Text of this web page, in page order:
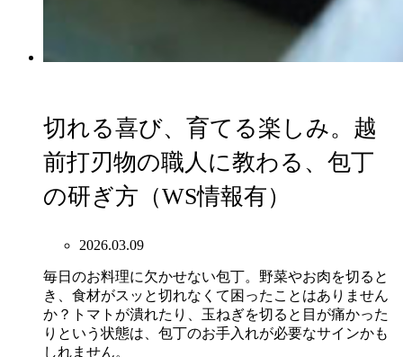
切れる喜び、育てる楽しみ。越
前打刃物の職人に教わる、包丁
の研ぎ方（WS情報有）
2026.03.09
毎日のお料理に欠かせない包丁。野菜やお肉を切ると
き、食材がスッと切れなくて困ったことはありません
か？トマトが潰れたり、玉ねぎを切ると目が痛かった
りという状態は、包丁のお手入れが必要なサインかも
しれません。